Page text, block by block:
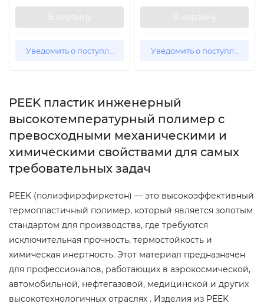
В корзину
Уведомить о поступлении
В корзину
Уведомить о поступлении
PEEK пластик инженерный
высокотемпературный полимер с
превосходными механическими и
химическими свойствами для самых
требовательных задач
PEEK (полиэфирэфиркетон) — это высокоэффективный
термопластичный полимер, который является золотым
стандартом для производства, где требуются
исключительная прочность, термостойкость и
химическая инертность. Этот материал предназначен
для профессионалов, работающих в аэрокосмической,
автомобильной, нефтегазовой, медицинской и других
высокотехнологичных отраслях . Изделия из PEEK